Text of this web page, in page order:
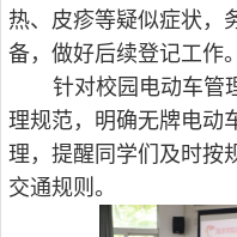
热、皮疹等疑似症状，
备，做好后续登记工作。
针对校园电动车管
理规范，明确无牌电动
理，提醒同学们及时按
交通规则。